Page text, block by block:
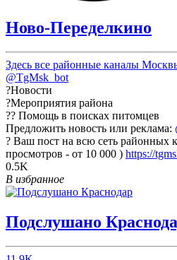
Ново-Переделкино
Здесь все районные каналы
@TgMsk_bot
?Новости
?Мероприятия района
?? Помощь в поисках питомцев
Предложить новость или реклама:
? Ваш пост на всю сеть районных
просмотров - от 10 000 ) https://
0.5K
В избранное
Подслушано